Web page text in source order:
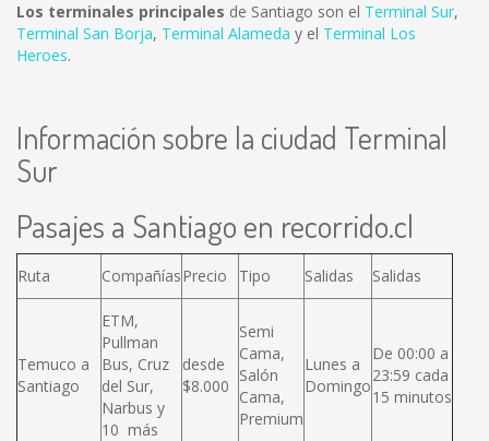
Los terminales principales de Santiago son el Terminal Sur,
Terminal San Borja, Terminal Alameda y el Terminal Los
Heroes.
Información sobre la ciudad Terminal
Sur
Pasajes a Santiago en recorrido.cl
Ruta CompañíasPrecio Tipo Salidas Salidas
Temuco a
Santiago
ETM,
Pullman
Bus, Cruz
del Sur,
Narbus y
10 más
desde
$8.000
Semi
Cama,
Salón
Cama,
Premium
Lunes a
Domingo
De 00:00 a
23:59 cada
15 minutos